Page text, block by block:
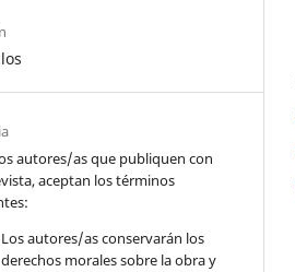
autores/as que publiquen con
aceptan los términos
Los autores/as conservarán los
derechos morales sobre la obra y